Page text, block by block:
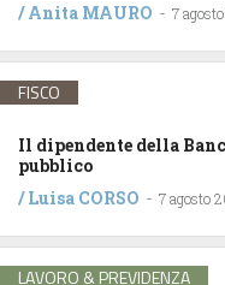
/Anita MAURO - 7
FISCO
Il dipendente della
pubblico
/Luisa CORSO - 7 agosto
LAVORO & PREVIDENZA